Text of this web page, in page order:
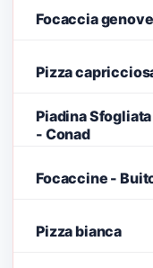
Focaccia
Pizza
Piadina
- Conad
Focaccine -
Pizza bianca